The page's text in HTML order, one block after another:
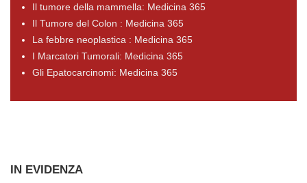
Il tumore della mammella: Medicina 365
Il Tumore del Colon : Medicina 365
La febbre neoplastica : Medicina 365
I Marcatori Tumorali: Medicina 365
Gli Epatocarcinomi: Medicina 365
IN EVIDENZA